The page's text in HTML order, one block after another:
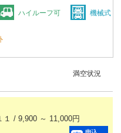
ハイルーフ可 機械式
満空状況
１ / 9,900 ～ 11,000円